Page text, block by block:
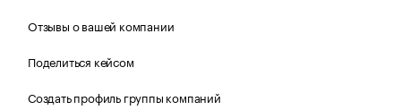
Отзывы о вашей компании
Поделиться кейсом
Создать профиль группы компаний